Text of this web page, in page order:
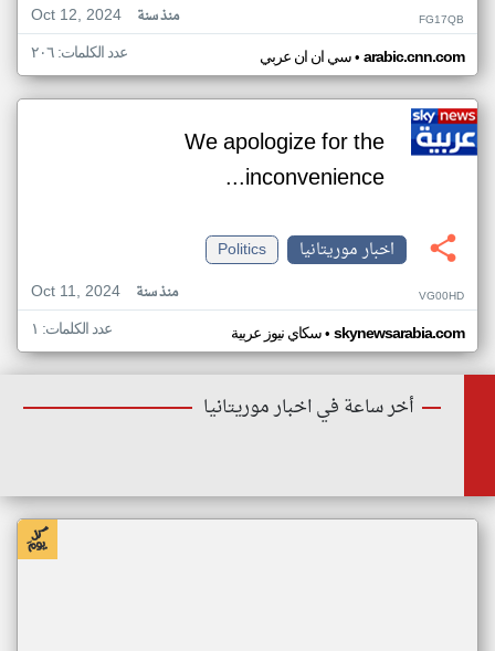
Oct 12, 2024
منذ سنة FG17QB
سي ان ان عربي• arabic.cnn.com عدد الكلمات: ٢٠٦
We apologize for the
inconvenience...
اخبار موريتانيا
Politics
Oct 11, 2024
منذ سنة VG00HD
سكاي نيوز عربية• skynewsarabia.com عدد الكلمات: ١
أخر ساعة في اخبار موريتانيا